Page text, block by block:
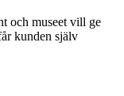
och museet vill ge
kunden själv